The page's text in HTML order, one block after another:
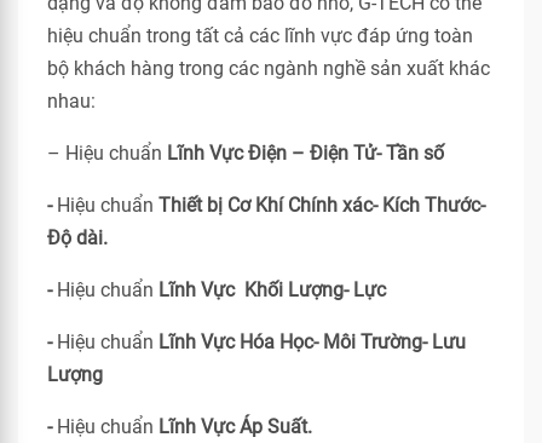
hiệu chuẩn trong tất cả các lĩnh vực đáp ứng toàn
bộ khách hàng trong các ngành nghề sản xuất khác
nhau:
– Hiệu chuẩn Lĩnh Vực Điện – Điện Tử- Tần số
- Hiệu chuẩn Thiết bị Cơ Khí Chính xác- Kích Thước-
Độ dài.
- Hiệu chuẩn Lĩnh Vực Khối Lượng- Lực
- Hiệu chuẩn Lĩnh Vực Hóa Học- Môi Trường- Lưu
Lượng
- Hiệu chuẩn Lĩnh Vực Áp Suất.